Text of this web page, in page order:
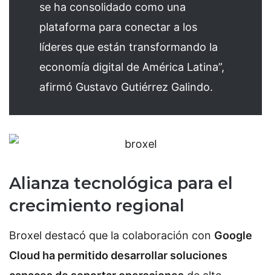
se ha consolidado como una
plataforma para conectar a los
líderes que están transformando la
economía digital de América Latina”,
afirmó Gustavo Gutiérrez Galindo.
Alianza tecnológica para el
crecimiento regional
Broxel destacó que la colaboración con Google
Cloud ha permitido desarrollar soluciones